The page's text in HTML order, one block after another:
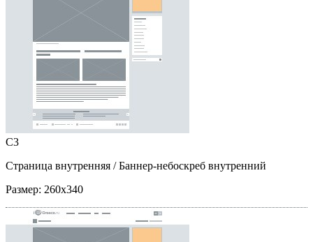
C3
Страница внутренняя / Баннер-небоскреб внутренний
Размер: 260x340